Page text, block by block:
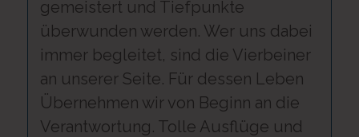
gemeistert und Tiefpunkte
überwunden werden. Wer uns dabei
immer begleitet, sind die Vierbeiner
an unserer Seite. Für dessen Leben
Übernehmen wir von Beginn an die
Verantwortung. Tolle Ausflüge und